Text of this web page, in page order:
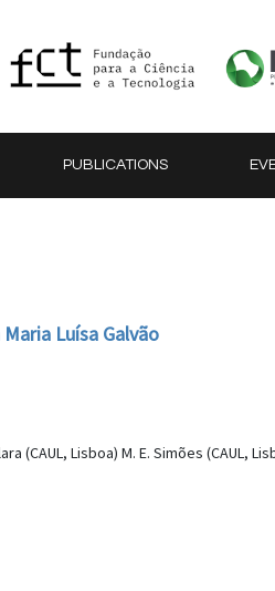
PUBLICATIONS
Luísa Galvão
(CAUL, Lisboa) M. E. Simões (CAUL,